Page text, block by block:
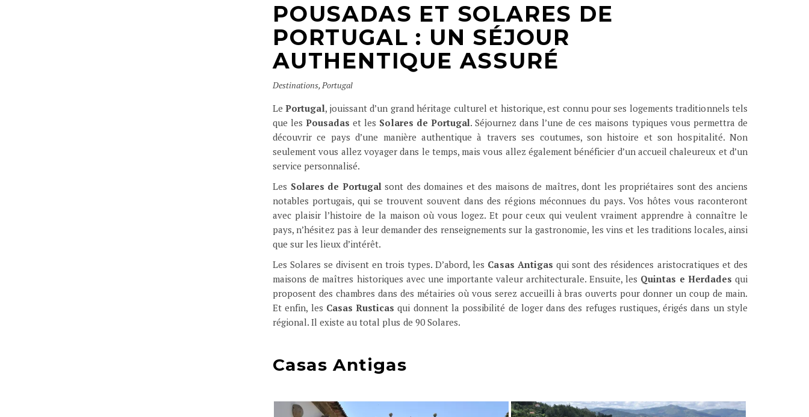
POUSADAS ET SOLARES DE
PORTUGAL : UN SÉJOUR
AUTHENTIQUE ASSURÉ
Destinations,Portugal
LePortugal, jouissant d’un grand héritage culturel et historique, est connu pour ses logements traditionnels tels
que lesPousadas et les Solares de Portugal. Séjournez dans l’une de ces maisons typiques vous permettra de
découvrir ce pays d’une manière authentique à travers ses coutumes, son histoire et son hospitalité. Non
seulement vous allez voyager dans le temps, mais vous allez également bénéficier d’un accueil chaleureux et d’un
service personnalisé.
Les Solares de Portugalsont des domaines et des maisons de maîtres, dont les propriétaires sont des anciens
notables portugais, qui se trouvent souvent dans des régions méconnues du pays. Vos hôtes vous raconteront
avec plaisir l’histoire de la maison où vous logez. Et pour ceux qui veulent vraiment apprendre à connaître le
pays, n’hésitez pas à leur demander des renseignements sur la gastronomie, les vins et les traditions locales, ainsi
que sur les lieux d’intérêt.
Les Solares se divisent en trois types. D’abord, les Casas Antigas qui sont des résidences aristocratiques et des
maisons de maîtres historiques avec une importante valeur architecturale. Ensuite, les Quintas e Herdades qui
proposent des chambres dans des métairies où vous serez accueilli à bras ouverts pour donner un coup de main.
Et enfin, les Casas Rusticas qui donnent la possibilité de loger dans des refuges rustiques, érigés dans un style
régional. Il existe au total plus de 90 Solares.
Casas Antigas